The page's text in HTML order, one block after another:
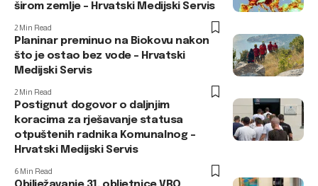
širom zemlje – Hrvatski Medijski Servis
2 Min Read
Planinar preminuo na Biokovu nakon
što je ostao bez vode – Hrvatski
Medijski Servis
2 Min Read
Postignut dogovor o daljnjim
koracima za rješavanje statusa
otpuštenih radnika Komunalnog –
Hrvatski Medijski Servis
6 Min Read